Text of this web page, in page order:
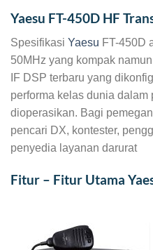
Yaesu FT-450D HF
Spesifikasi Yaesu FT-450D
50MHz yang kompak
IF DSP terbaru yang
performa kelas dunia dalam
dioperasikan. Bagi
pencari DX, kontester,
penyedia layanan darurat
Fitur – Fitur Utama